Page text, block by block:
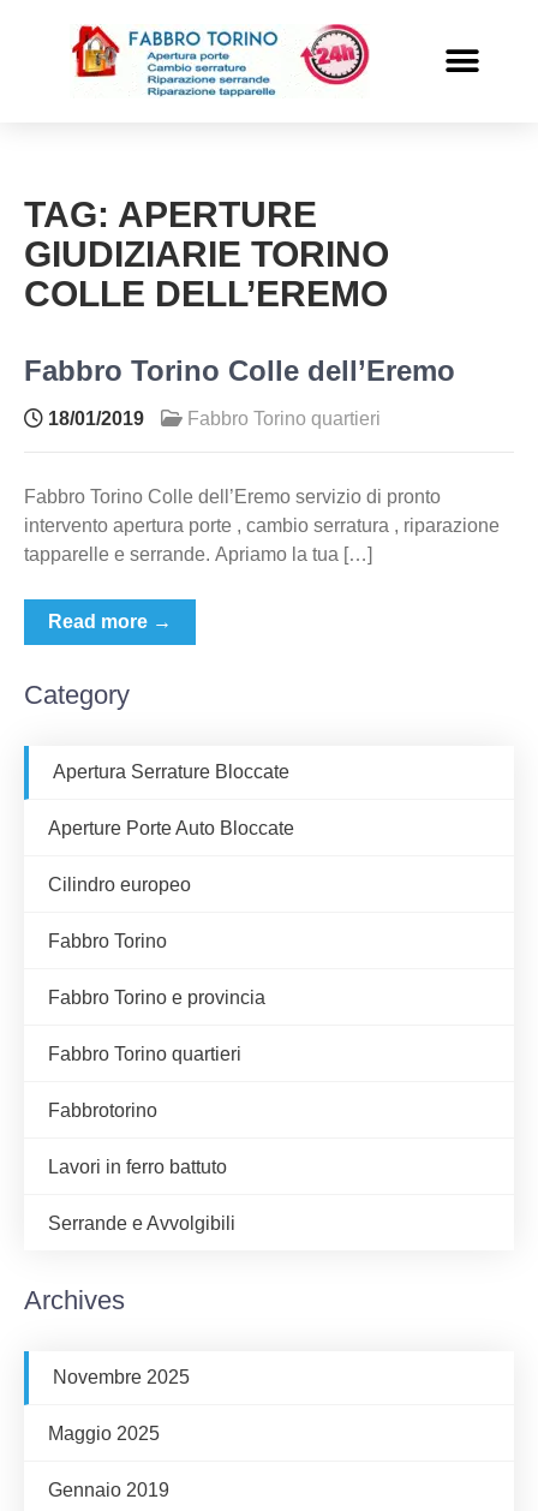
TAG: APERTURE
GIUDIZIARIE TORINO
COLLE DELL’EREMO
Fabbro Torino Colle dell’Eremo
18/01/2019 Fabbro Torino quartieri
Fabbro Torino Colle dell’Eremo servizio di pronto
intervento apertura porte , cambio serratura , riparazione
tapparelle e serrande. Apriamo la tua […]
Read more →
Category
Apertura Serrature Bloccate
Aperture Porte Auto Bloccate
Cilindro europeo
Fabbro Torino
Fabbro Torino e provincia
Fabbro Torino quartieri
Fabbrotorino
Lavori in ferro battuto
Serrande e Avvolgibili
Archives
Novembre 2025
Maggio 2025
Gennaio 2019